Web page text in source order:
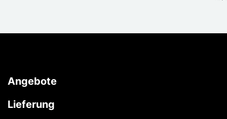
Angebote
Lieferung